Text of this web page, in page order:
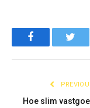
Facebook
Hoe slim